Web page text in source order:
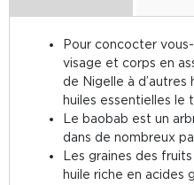
Pour concocter
visage et corps en
de Nigelle à
huiles essentielles le
Le baobab est un
dans de nombreux
Les graines des
huile riche en acides